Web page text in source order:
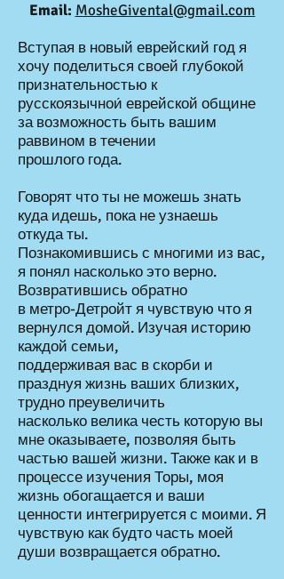
Email: MosheGivental@gmail.com
Вступая в новый еврейский год я
хочу поделиться своей глубокой
признательностью к
русскоязычнои́ еврейской общине
за возможность быть вашим
раввином в течении
прошлого года.
Говорят что ты не можешь знать
куда идешь, пока не узнаешь
откуда ты.
Познакомившись с многими из вас,
я понял насколько это верно.
Возвратившись обратно
в метро-Детройт я чувствую что я
вернулся домой. Изучая историю
каждой семьи,
поддерживая вас в скорби и
празднуя жизнь ваших близких,
трудно преувеличить
насколько велика честь которую вы
мне оказываете, позволяя быть
частью вашей жизни. Также как и в
процессе изучения Торы, моя
жизнь обогащается и ваши
ценности интегрируется с моими. Я
чувствую как будто часть моей
души возвращается обратно.